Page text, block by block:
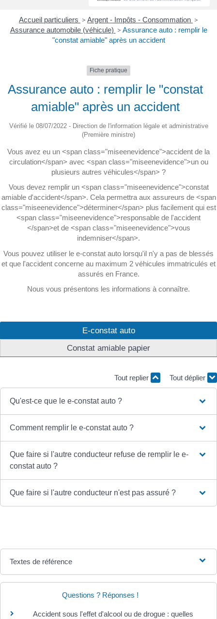
Accueil particuliers > Argent - Impôts - Consommation >
Assurance automobile (véhicule) > Assurance auto : remplir le
"constat amiable" après un accident
Fiche pratique
Assurance auto : remplir le "constat
amiable" après un accident
Vérifié le 08/07/2022 - Direction de l'information légale et administrative
(Première ministre)
Vous avez eu un <span class="miseenevidence">accident de la
circulation</span> avec <span class="miseenevidence">un ou
plusieurs autres véhicules</span> ?
Vous devez remplir un <span class="miseenevidence">constat
amiable d'accident</span>. Cela permettra aux assureurs de <span
class="miseenevidence">déterminer</span> plus facilement qui est
<span class="miseenevidence">responsable de l'accident
</span>et de <span class="miseenevidence">vous
indemniser</span>.
Vous pouvez utiliser le e-constat auto lorsqu'il n'y a pas de blessés
et que l'accident concerne au maximum 2 véhicules immatriculés et
assurés en France.
Nous vous présentons les informations à connaître.
E-constat auto
Constat amiable papier
Tout replier Tout déplier
Qu'est-ce que le e-constat auto ?
Comment remplir le e-constat auto ?
Que faire si l'autre conducteur refuse de remplir le e-
constat auto ?
Que faire si l'autre conducteur n'est pas assuré ?
Textes de référence
Questions ? Réponses !
Accident sous l'effet d'alcool ou de drogue : quelles